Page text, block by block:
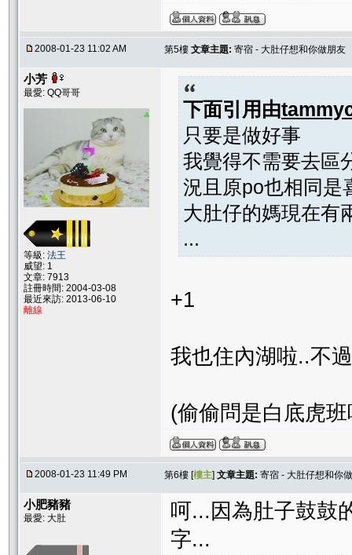
2008-01-23 11:02 AM 第5樓 文章主題: 寄宿 - 大肚仔想和你做朋友
小芳
最愛: QQ哥哥
等級: 法王
威望: 1
文章: 7913
註冊時間: 2004-03-08
最近來訪: 2013-06-10
離線
下面引用由
只要是做好事
我覺得不需要去區
況且原po也相同是
大肚仔的媽現在有
...
+1
我也住內湖啦..不
(偷偷問是白底虎
2008-01-23 11:49 PM 第6樓 [樓主] 文章主題: 寄宿 - 大肚仔想和你
小肥豬豬
最愛: 大肚
呵...因為肚子鼓鼓
字...